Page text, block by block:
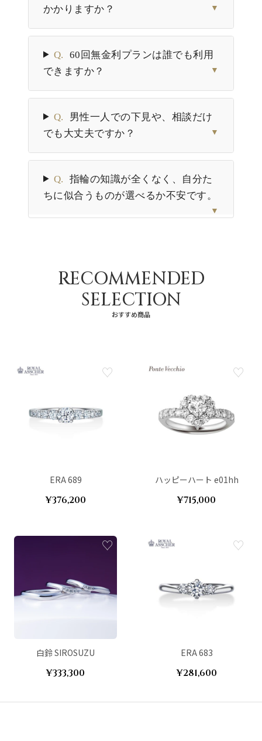
かかりますか？
▼
Q.
60回無金利プランは誰でも利用
できますか？
▼
Q.
男性一人での下見や、相談だけ
でも大丈夫ですか？
▼
Q.
指輪の知識が全くなく、自分た
ちに似合うものが選べるか不安です。
▼
RECOMMENDED
SELECTION
おすすめ商品
ERA 689
¥376,200
ハッピーハート e01hh
¥715,000
白鈴 SIROSUZU
¥333,300
ERA 683
¥281,600